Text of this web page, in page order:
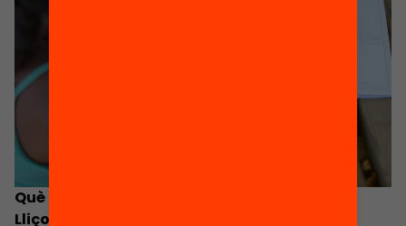
Què hem après amb el Passaport Edunauta?
Lliçons i reptes per seguir connectant